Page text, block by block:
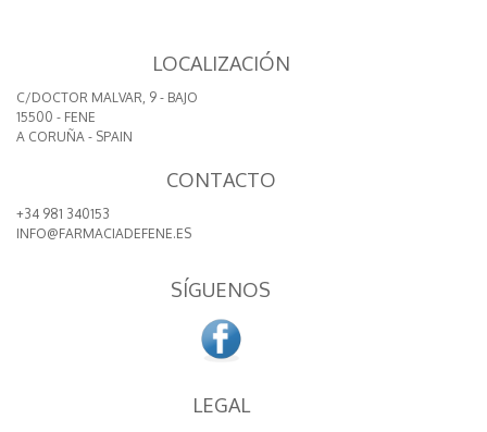
LOCALIZACIÓN
C/DOCTOR MALVAR, 9 - BAJO
15500 - FENE
A CORUÑA - SPAIN
CONTACTO
+34 981 340153
INFO@FARMACIADEFENE.ES
SÍGUENOS
LEGAL